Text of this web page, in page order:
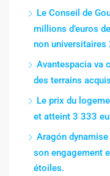
Le Conseil de
millions d’euros
non
Avantespacia va
des terrains
Le prix du
et atteint 3 333
Aragón
son engagement
étoiles.